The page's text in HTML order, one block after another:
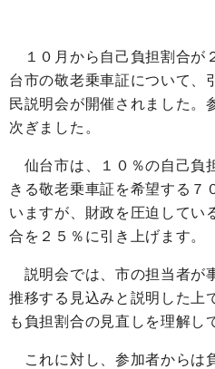
１０月から自己負担割合が
台市の敬老乗車証について、
民説明会が開催されました。
次ぎました。
仙台市は、１０％の自己負
きる敬老乗車証を希望する７
いますが、財政を圧迫してい
合を２５％に引き上げます。
説明会では、市の担当者が
推移する見込みと説明した上
も負担割合の見直しを理解し
これに対し、参加者からは